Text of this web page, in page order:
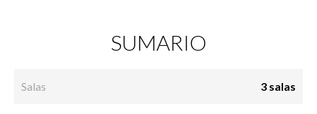
SUMARIO
Salas 3 salas